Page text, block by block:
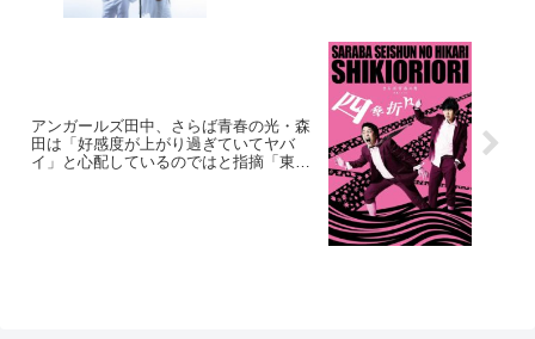
アンガールズ田中、さらば青春の光・森
田は「好感度が上がり過ぎていてヤバ
イ」と心配しているのではと指摘「東ブ